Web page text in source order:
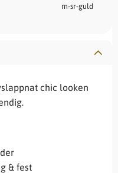
m-sr-guld
chic looken
& fest